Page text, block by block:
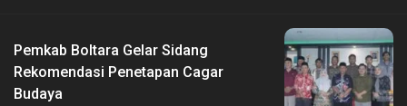
Pemkab Boltara Gelar Sidang
Rekomendasi Penetapan Cagar
Budaya